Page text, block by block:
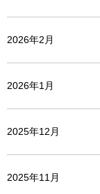
2026年2月
2026年1月
2025年12月
2025年11月